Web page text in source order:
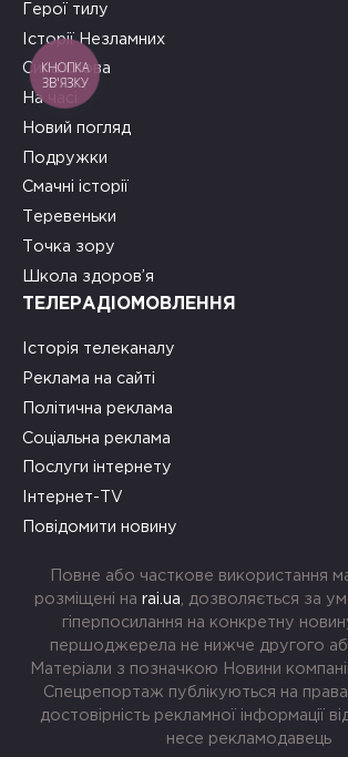
Герої тилу
Історії Незламних
Сила слова
На часі
Новий погляд
Подружки
Смачні історії
Теревеньки
Точка зору
Школа здоров’я
ТЕЛЕРАДІОМОВЛЕННЯ
Історія телеканалу
Реклама на сайті
Політична реклама
Соціальна реклама
Послуги інтернету
Інтернет-TV
Повідомити новину
Повне або часткове використання
розміщені на rai.ua , дозволяється за
гіперпосилання на конкретну
першоджерела не нижче другого
Матеріали з позначкою Новини
Спецрепортаж публікуються на
достовірність рекламної інформації
несе рекламодавець
КНОПКА
ЗВ'ЯЗКУ